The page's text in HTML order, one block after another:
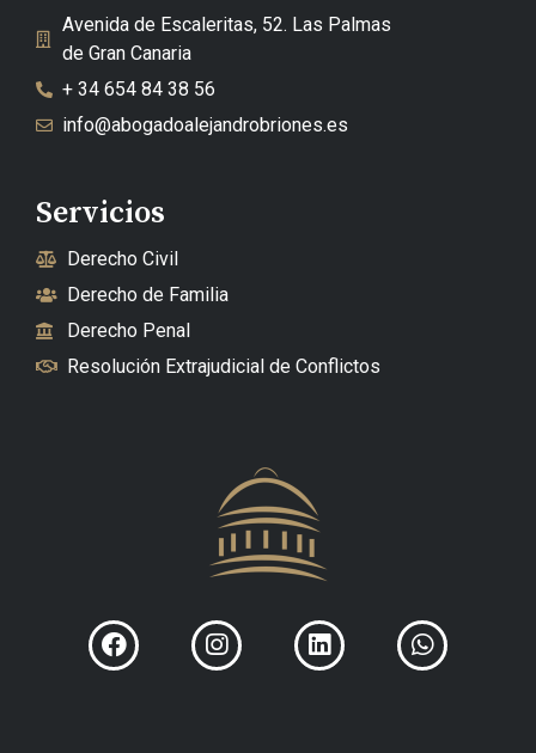
Avenida de Escaleritas, 52. Las Palmas
de Gran Canaria
+ 34 654 84 38 56
info@abogadoalejandrobriones.es
Servicios
Derecho Civil
Derecho de Familia
Derecho Penal
Resolución Extrajudicial de Conflictos
FacebookInstagramLinkedin Whatsapp